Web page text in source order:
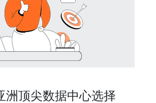
洲顶尖数据中心选择